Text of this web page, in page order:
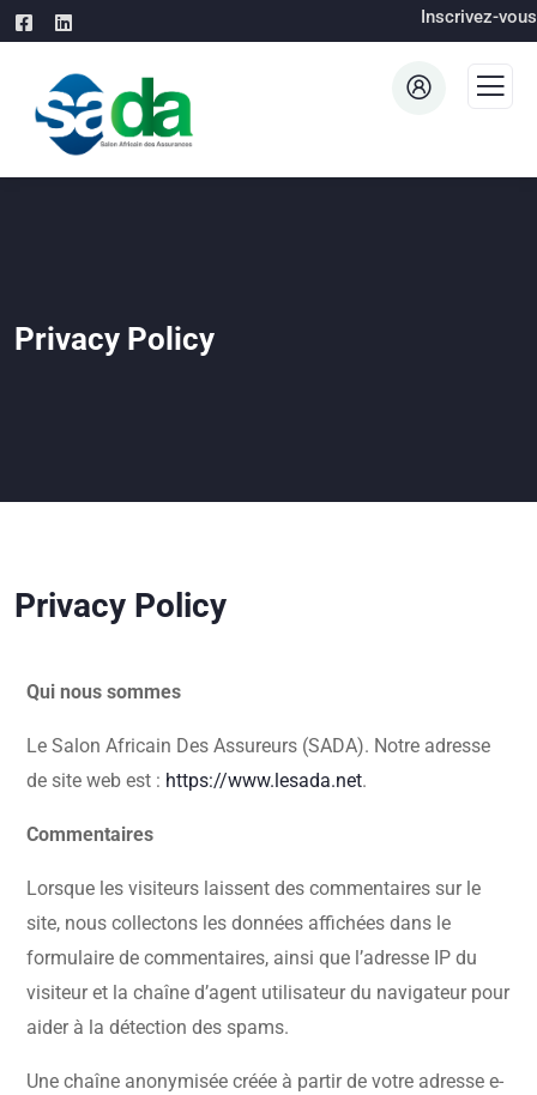
Inscrivez-vous
Privacy Policy
Privacy Policy
Qui nous sommes
Le Salon Africain Des Assureurs (SADA). Notre adresse
de site web est : https://www.lesada.net.
Commentaires
Lorsque les visiteurs laissent des commentaires sur le
site, nous collectons les données affichées dans le
formulaire de commentaires, ainsi que l’adresse IP du
visiteur et la chaîne d’agent utilisateur du navigateur pour
aider à la détection des spams.
Une chaîne anonymisée créée à partir de votre adresse e-